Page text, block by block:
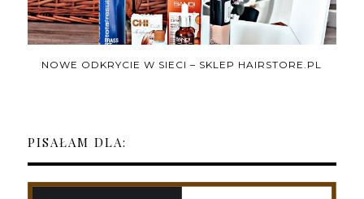
NOWE ODKRYCIE W SIECI – SKLEP HAIRSTORE.PL
PISAŁAM DLA: